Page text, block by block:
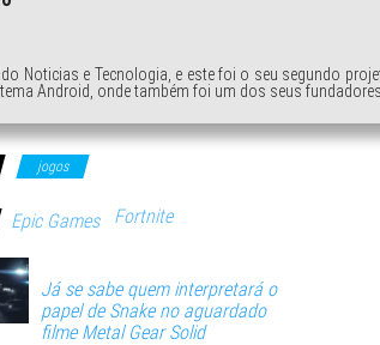
do Noticias e Tecnologia, e este foi o seu segundo
Android, onde também foi um dos seus fundadores.
jogos
Epic Games Fortnite
Já se sabe quem interpretará o
papel de Snake no aguardado
filme Metal Gear Solid